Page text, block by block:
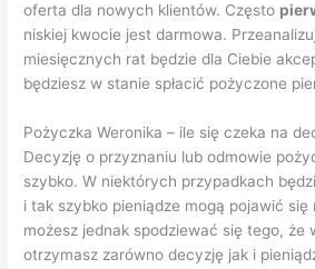
oferta dla nowych klientów. Często
niskiej kwocie jest darmowa.
miesięcznych rat będzie dla Ciebie
będziesz w stanie spłacić pożyczone
Pożyczka Weronika – ile się czeka na
Decyzję o przyznaniu lub odmowie
szybko. W niektórych przypadkach
i tak szybko pieniądze mogą pojawić
możesz jednak spodziewać się tego, że
otrzymasz zarówno decyzję jak i